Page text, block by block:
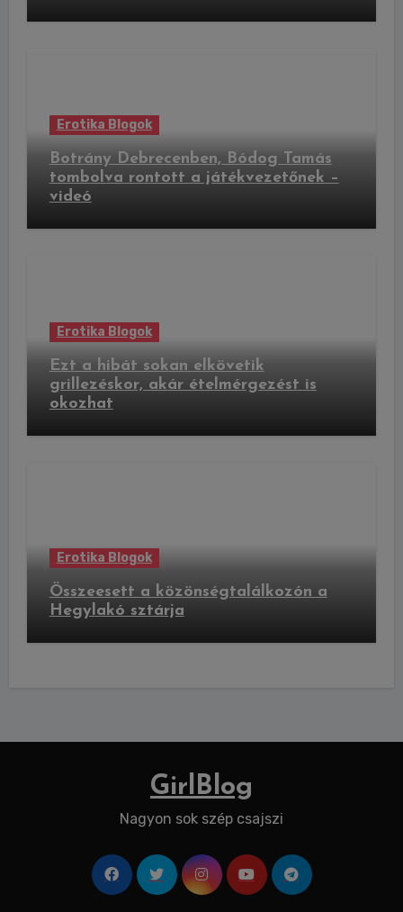
Erotika Blogok
Botrány Debrecenben, Bódog Tamás
tombolva rontott a játékvezetőnek –
videó
Erotika Blogok
Ezt a hibát sokan elkövetik
grillezéskor, akár ételmérgezést is
okozhat
Erotika Blogok
Összeesett a közönségtalálkozón a
Hegylakó sztárja
GirlBlog
Nagyon sok szép csajszi